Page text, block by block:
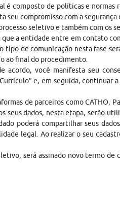
é composto de políticas e
seu compromisso com a segurança
seletivo e também com os
que a entidade entre em contato
de comunicação nesta fase
ao final do procedimento.
acordo, você manifesta seu
e, em seguida, continuar
de parceiros como CATHO,
seus dados, nesta etapa, serão
poderá compartilhar seus
legal. Ao realizar o seu
será assinado novo termo de